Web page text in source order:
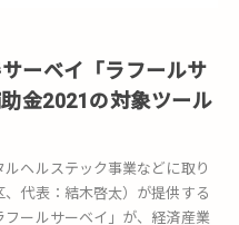
ーベイ「ラフールサ
金2021の対象ツール
ルヘルステック事業などに取り
代表：結木啓太）が提供する
ールサーベイ」が、経済産業